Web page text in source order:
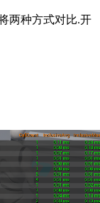
两种方式对比.开